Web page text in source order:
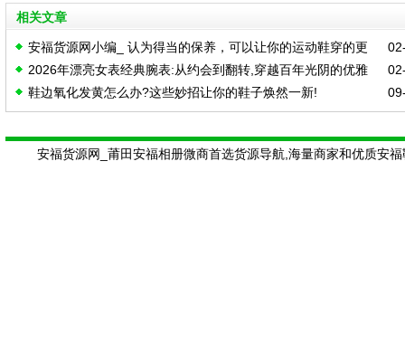
相关文章
安福货源网小编_ 认为得当的保养，可以让你的运动鞋穿的更
久！
2026年漂亮女表经典腕表:从约会到翻转,穿越百年光阴的优雅
鞋边氧化发黄怎么办?这些妙招让你的鞋子焕然一新!
安福货源网_莆田安福相册微商首选货源导航,海量商家和优质安